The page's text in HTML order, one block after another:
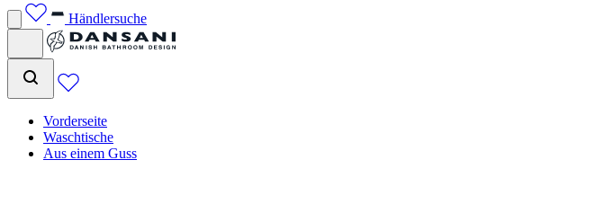
Händlersuche
Vorderseite
Waschtische
Aus einem Guss